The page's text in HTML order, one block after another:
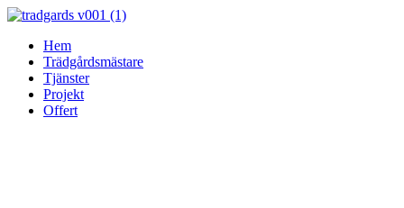
Skip
contentHem
Trädgårdsmästare
Tjänster
Projekt
Offert